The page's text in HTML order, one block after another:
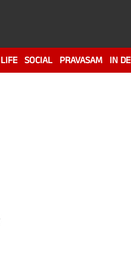
LIFE SOCIAL PRAVASAM IN